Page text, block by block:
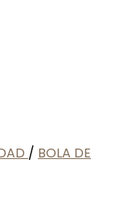
/ BOLA DE